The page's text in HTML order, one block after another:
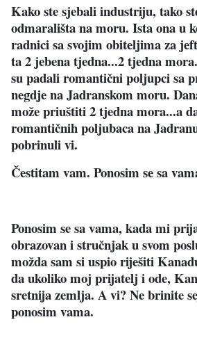
Kako ste sjebali industriju, tako
odmarališta na moru. Ista ona u
radnici sa svojim obiteljima za
ta 2 jebena tjedna...2 tjedna
su padali romantični poljupci sa
negdje na Jadranskom moru.
može priuštiti 2 tjedna mora...a
romantičnih poljubaca na
pobrinuli vi.
Čestitam vam. Ponosim se sa
Ponosim se sa vama, kada mi
obrazovan i stručnjak u svom
možda sam si uspio riješiti
da ukoliko moj prijatelj i ode,
sretnija zemlja. A vi? Ne brinite
ponosim vama.